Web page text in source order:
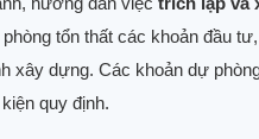
tổn thất các khoản đầu
xây dựng. Các khoản dự
quy định.